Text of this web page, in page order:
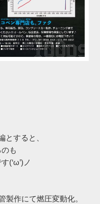
とすると、
も
(‘ω’)ノ
作にて燃圧変動化。